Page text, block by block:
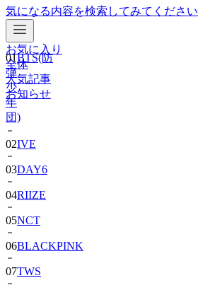
気になる内容を検索してみてください
お気に入り
全体
人気記事
お知らせ
01BTS(防
弾
少
年
団)
02IVE
03DAY6
04RIIZE
05NCT
06BLACKPINK
07TWS